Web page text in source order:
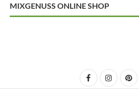
MIXGENUSS ONLINE SHOP